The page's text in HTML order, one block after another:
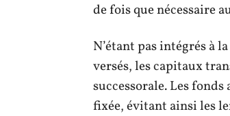
de fois que nécessaire
N’étant pas intégrés à
versés, les capitaux
successorale. Les
fixée, évitant ainsi les